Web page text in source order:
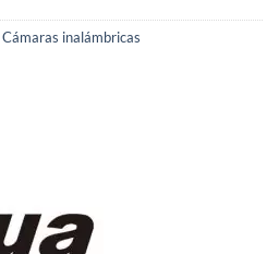
Cámaras inalámbricas